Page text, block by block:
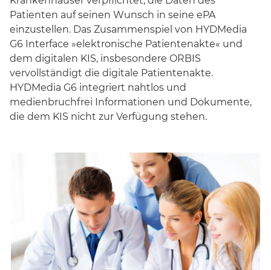
Patienten auf seinen Wunsch in seine ePA
einzustellen. Das Zusammenspiel von HYDMedia
G6 Interface »elektronische Patientenakte« und
dem digitalen KIS, insbesondere ORBIS
vervollständigt die digitale Patientenakte.
HYDMedia G6 integriert nahtlos und
medienbruchfrei Informationen und Dokumente,
die dem KIS nicht zur Verfügung stehen.